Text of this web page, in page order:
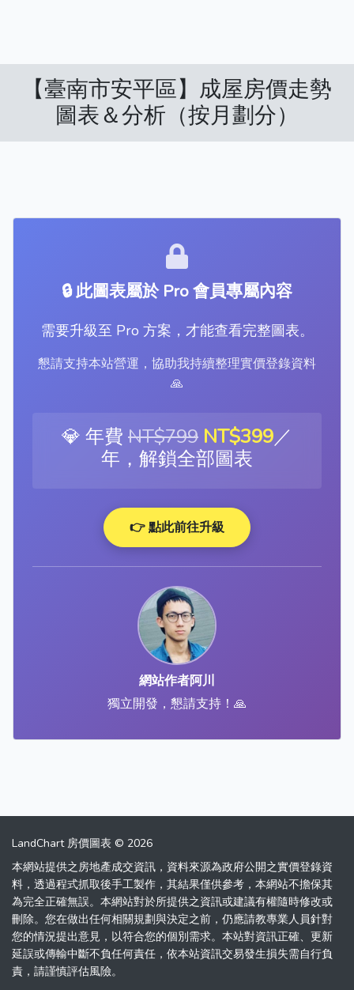
【臺南市安平區】成屋房價走勢
圖表＆分析（按月劃分）
🔒 此圖表屬於 Pro 會員專屬內容
需要升級至 Pro 方案，才能查看完整圖表。
懇請支持本站營運，協助我持續整理實價登錄資料
🙏
💎 年費 NT$799 NT$399／
年，解鎖全部圖表
👉 點此前往升級
網站作者阿川
獨立開發，懇請支持！🙏
LandChart 房價圖表 © 2026
本網站提供之房地產成交資訊，資料來源為政府公開之實價登錄資
料，透過程式抓取後手工製作，其結果僅供參考，本網站不擔保其
為完全正確無誤。本網站對於所提供之資訊或建議有權隨時修改或
刪除。您在做出任何相關規劃與決定之前，仍應請教專業人員針對
您的情況提出意見，以符合您的個別需求。本站對資訊正確、更新
延誤或傳輸中斷不負任何責任，依本站資訊交易發生損失需自行負
責，請謹慎評估風險。